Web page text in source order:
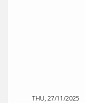
THU, 27/11/2025